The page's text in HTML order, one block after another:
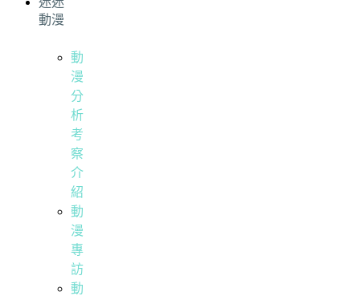
動漫
動
漫
分
析
考
察
介
紹
動
漫
專
訪
動